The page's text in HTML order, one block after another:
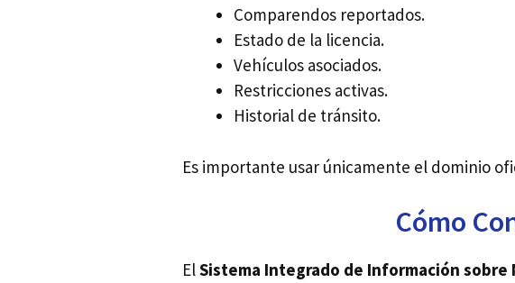
Comparendos reportados.
Estado de la licencia.
Vehículos asociados.
Restricciones activas.
Historial de tránsito.
Es importante usar únicamente el dominio
Cómo
ElSistema Integrado de Información sobre